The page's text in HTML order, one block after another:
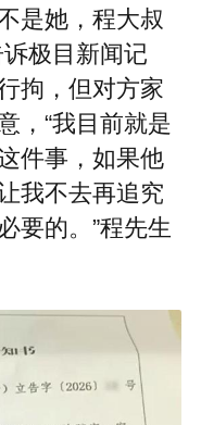
是她，程大叔
极目新闻记
拘，但对方家
，“我目前就是
件事，如果他
我不去再追究
要的。”程先生